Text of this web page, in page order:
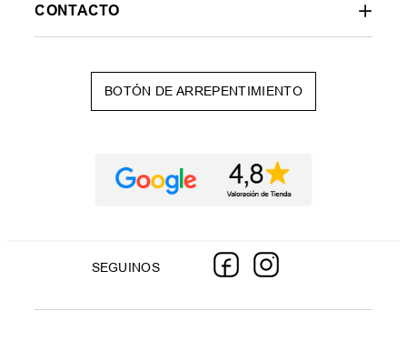
CONTACTO
BOTÓN DE ARREPENTIMIENTO
SEGUINOS